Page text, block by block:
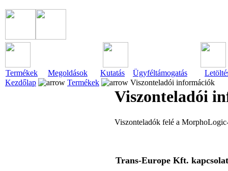
Termékek Megoldások Kutatás Ügyféltámogatás
Kezdőlap
Termékek Viszonteladói információk
Viszonteladói
Viszonteladók felé a
Trans-Europe Kft.